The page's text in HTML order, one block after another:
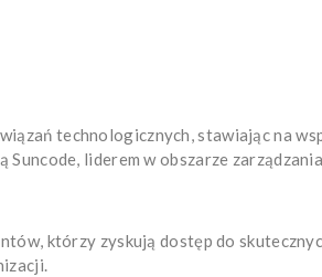
technologicznych, stawiając na
liderem w obszarze zarządzania
którzy zyskują dostęp do